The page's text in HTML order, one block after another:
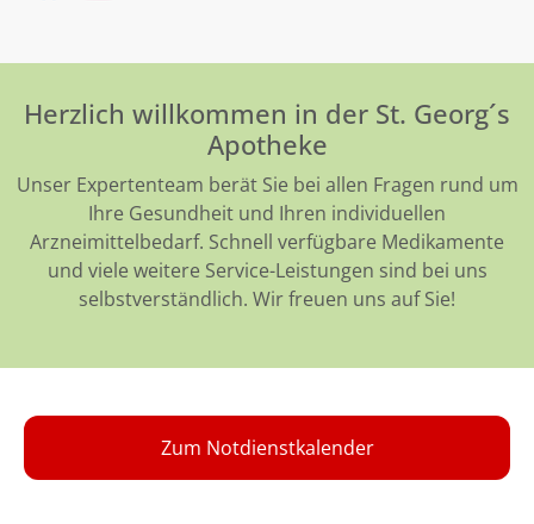
Herzlich willkommen in der St. Georg´s
Apotheke
Unser Expertenteam berät Sie bei allen Fragen rund um
Ihre Gesundheit und Ihren individuellen
Arzneimittelbedarf. Schnell verfügbare Medikamente
und viele weitere Service-Leistungen sind bei uns
selbstverständlich. Wir freuen uns auf Sie!
Zum Notdienstkalender